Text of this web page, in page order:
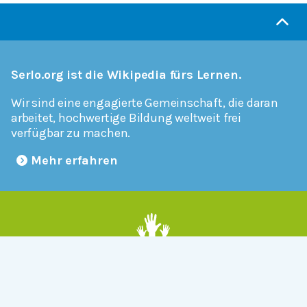
Serlo.org ist die Wikipedia fürs Lernen.
Wir sind eine engagierte Gemeinschaft, die daran
arbeitet, hochwertige Bildung weltweit frei
verfügbar zu machen.
Mehr erfahren